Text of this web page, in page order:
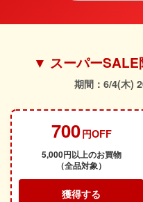
▼ スーパーSALE
期間：6/4(木)
700円OFF
5,000円以上のお買物
（全品対象）
獲得する